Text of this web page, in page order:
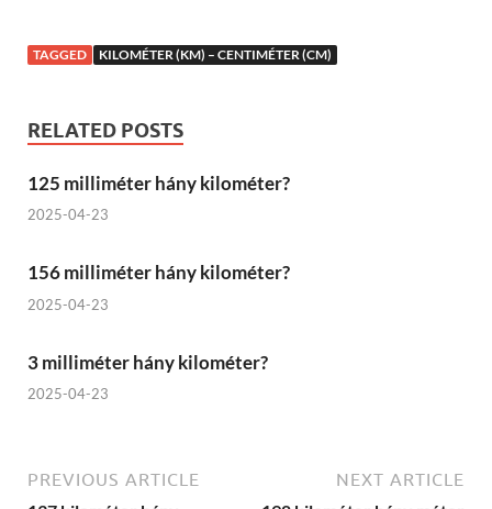
TAGGED KILOMÉTER (KM) – CENTIMÉTER (CM)
RELATED POSTS
125 milliméter hány kilométer?
2025-04-23
156 milliméter hány kilométer?
2025-04-23
3 milliméter hány kilométer?
2025-04-23
PREVIOUS ARTICLE NEXT ARTICLE